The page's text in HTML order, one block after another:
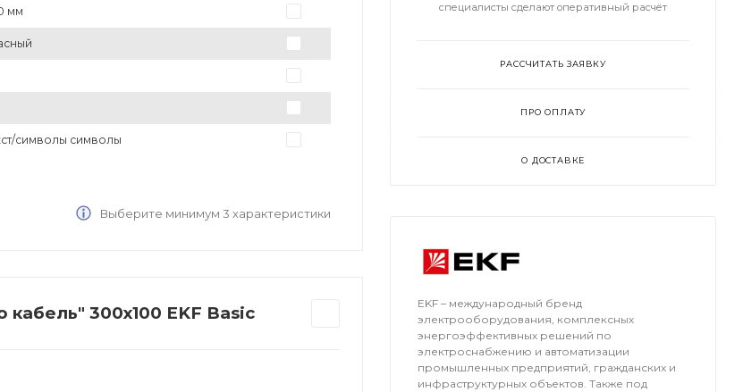
мм
символы символы
Выберите минимум 3 характеристики
300х100 EKF Basic
специалисты сделают оперативный расчёт
РАССЧИТАТЬ ЗАЯВКУ
ПРО ОПЛАТУ
О ДОСТАВКЕ
EKF – международный бренд
электрооборудования, комплексных
энергоэффективных решений по
электроснабжению и автоматизации
промышленных предприятий, гражданских и
инфраструктурных объектов. Также под